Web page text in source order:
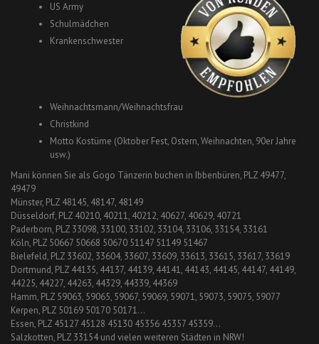
US Army
Schulmädchen
Krankenschwester
Weihnachtsmann/Weihnachtsfrau
Christkind
Motto Kostüme (Oktober Fest, Ostern, Weihnachten, 90er Jahre
usw.)
Mani können Sie als Gogo Tänzerin buchen in Ibbenbüren, PLZ 49477,
49479
Münster, PLZ 48145, 48147, 48149
Düsseldorf, PLZ 40210, 40211, 40212, 40627, 40629, 40721
Paderborn, PLZ 33098, 33100, 33102, 33104, 33106, 33154, 33161
Köln, PLZ 50667 50668 50670 51147 51149 51467
Bielefeld, PLZ 33602, 33604, 33607, 33609, 33613, 33615, 33617, 33619
Dortmund, PLZ 44135, 44137, 44139, 44141, 44143, 44145, 44147, 44149,
44225, 44227, 44263, 44329, 44339, 44369
Hamm, PLZ 59063, 59065, 59067, 59069, 59071, 59073, 59075, 59077
Kerpen, PLZ 50169 50170 50171…
Essen, PLZ 45127 45128 45130 45356 45357 45359…
Salzkotten, PLZ 33154 und vielen weiteren Städten in NRW!